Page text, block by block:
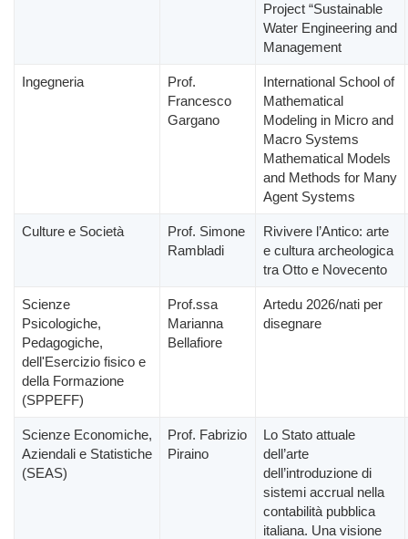
Project “Sustainable
Water Engineering and
Management
Ingegneria
Prof.
Francesco
Gargano
International School of
Mathematical
Modeling in Micro and
Macro Systems
Mathematical Models
and Methods for Many
Agent Systems
Culture e Società
Prof. Simone
Rambladi
Rivivere l’Antico: arte
e cultura archeologica
tra Otto e Novecento
Scienze
Psicologiche,
Pedagogiche,
dell'Esercizio fisico e
della Formazione
(SPPEFF)
Prof.ssa
Marianna
Bellafiore
Artedu 2026/nati per
disegnare
Scienze Economiche,
Aziendali e Statistiche
(SEAS)
Prof. Fabrizio
Piraino
Lo Stato attuale
dell’arte
dell’introduzione di
sistemi accrual nella
contabilità pubblica
italiana. Una visione